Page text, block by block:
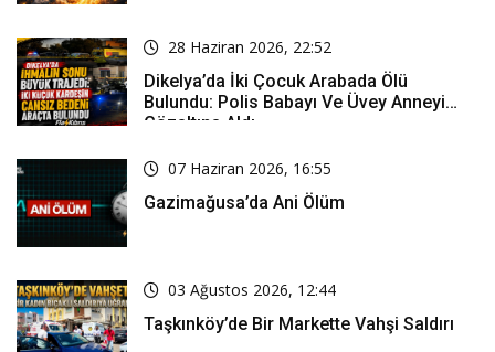
28 Haziran 2026, 22:52
Dikelya’da İki Çocuk Arabada Ölü
Bulundu: Polis Babayı Ve Üvey Anneyi
Gözaltına Aldı
07 Haziran 2026, 16:55
Gazimağusa’da Ani Ölüm
03 Ağustos 2026, 12:44
Taşkınköy’de Bir Markette Vahşi Saldırı